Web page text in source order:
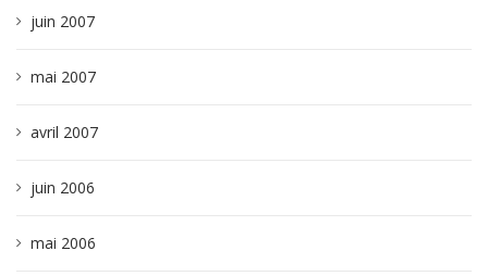
juin 2007
mai 2007
avril 2007
juin 2006
mai 2006